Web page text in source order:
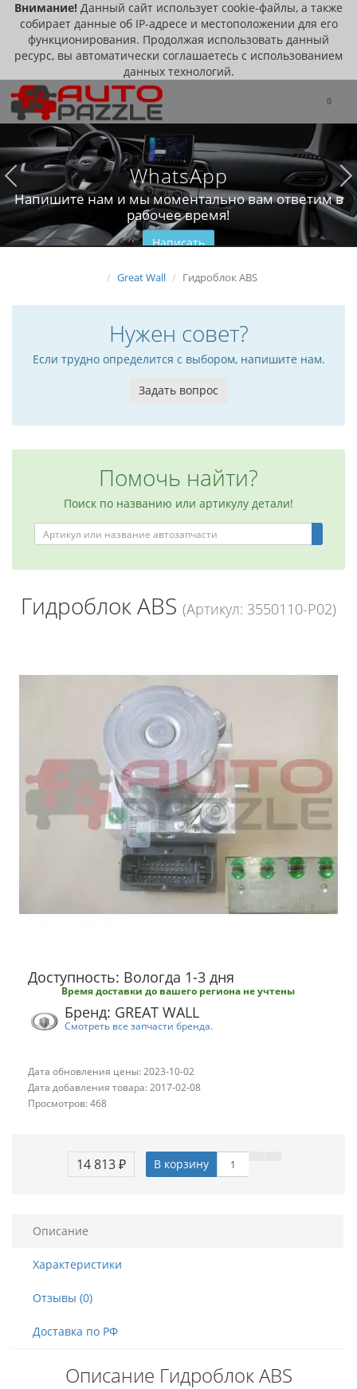
Внимание! Данный сайт использует cookie-файлы, а также
собирает данные об IP-адресе и местоположении для его
функционирования. Продолжая использовать данный
ресурс, вы автоматически соглашаетесь с использованием
данных технологий.
0
WhatsApp
Напишите нам и мы моментально вам ответим в
рабочее время!
Написать
Great Wall Гидроблок ABS
Нужен совет?
Если трудно определится с выбором, напишите нам.
Задать вопрос
Помочь найти?
Поиск по названию или артикулу детали!
Гидроблок ABS (Артикул: 3550110-P02)
Доступность: Вологда 1-3 дня
Время доставки до вашего региона не учтены
Бренд: GREAT WALL
Смотреть все запчасти бренда.
Дата обновления цены: 2023-10-02
Дата добавления товара: 2017-02-08
Просмотров: 468
14 813 ₽ В корзину
Описание
Характеристики
Отзывы (0)
Доставка по РФ
Описание Гидроблок ABS